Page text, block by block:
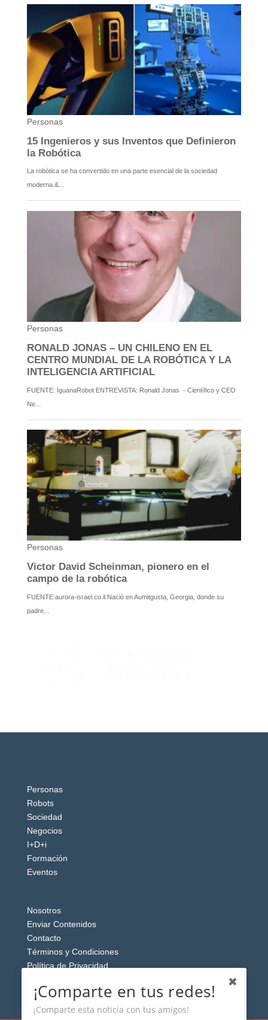
Personas
Robots
Sociedad
Negocios
I+D+i
Formación
Eventos
Nosotros
Enviar Contenidos
Contacto
Términos y Condiciones
Política de Privacidad
¡Comparte en tus redes!
¡Comparte esta noticia con tus amigos!